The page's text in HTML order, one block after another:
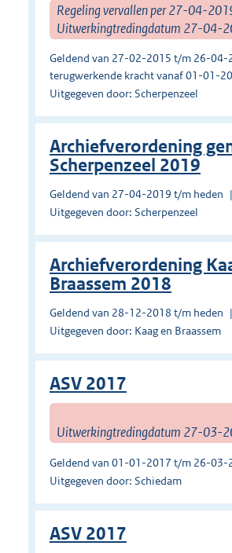
Regeling vervallen per 27-04-
Uitwerkingtredingdatum 27-04-
Geldend van 27-02-2015 t/m 26-04-
terugwerkende kracht vanaf 01-01-
Uitgegeven door: Scherpenzeel
Archiefverordening
Scherpenzeel 2019
Geldend van 27-04-2019 t/m heden
Uitgegeven door: Scherpenzeel
Archiefverordening
Braassem 2018
Geldend van 28-12-2018 t/m heden
Uitgegeven door: Kaag en Braassem
ASV 2017
Uitwerkingtredingdatum 27-03-
Geldend van 01-01-2017 t/m 26-03-
Uitgegeven door: Schiedam
ASV 2017